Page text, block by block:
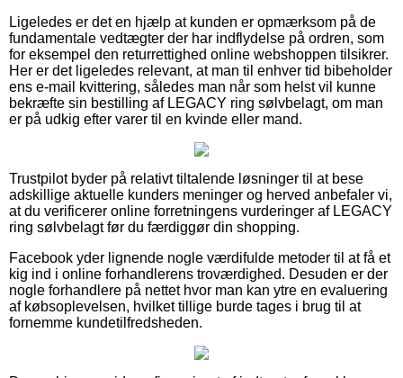
Ligeledes er det en hjælp at kunden er opmærksom på de
fundamentale vedtægter der har indflydelse på ordren, som
for eksempel den returrettighed online webshoppen tilsikrer.
Her er det ligeledes relevant, at man til enhver tid bibeholder
ens e-mail kvittering, således man når som helst vil kunne
bekræfte sin bestilling af LEGACY ring sølvbelagt, om man
er på udkig efter varer til en kvinde eller mand.
Trustpilot byder på relativt tiltalende løsninger til at bese
adskillige aktuelle kunders meninger og herved anbefaler vi,
at du verificerer online forretningens vurderinger af LEGACY
ring sølvbelagt før du færdiggør din shopping.
Facebook yder lignende nogle værdifulde metoder til at få et
kig ind i online forhandlerens troværdighed. Desuden er der
nogle forhandlere på nettet hvor man kan ytre en evaluering
af købsoplevelsen, hvilket tillige burde tages i brug til at
fornemme kundetilfredsheden.